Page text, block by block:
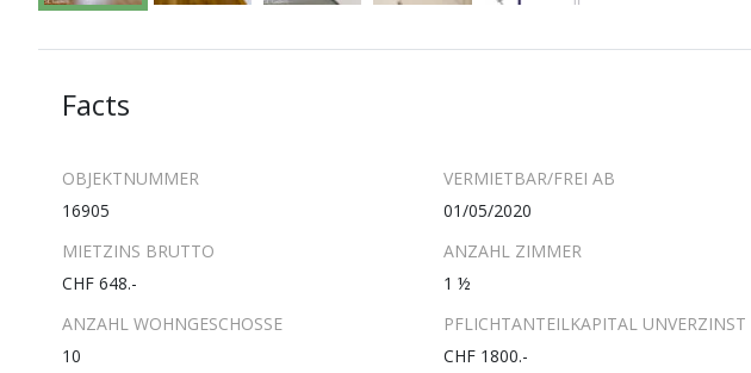
Facts
OBJEKTNUMMER
16905
VERMIETBAR/FREI AB
01/05/2020
MIETZINS BRUTTO
CHF 648.-
ANZAHL ZIMMER
1 ½
ANZAHL WOHNGESCHOSSE
10
PFLICHTANTEILKAPITAL UNVERZINST
CHF 1800.-